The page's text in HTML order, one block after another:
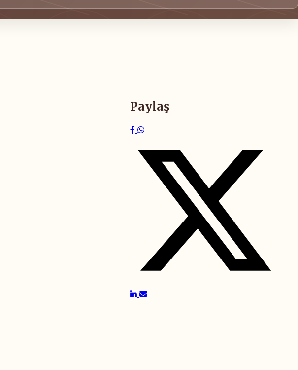
Paylaş